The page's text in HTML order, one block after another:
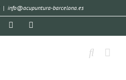
| info@acupuntura-barcelona.es